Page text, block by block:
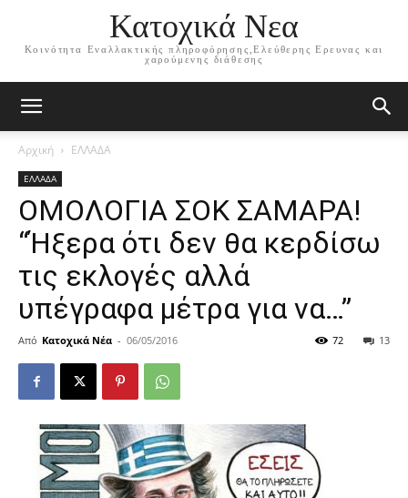
Κατοχικά Νεα
Κοινότητα Εναλλακτικής πληροφόρησης,Ελεύθερης Ερευνας και
χαρούμενης διάθεσης
Αρχική ΕΛΛΑΔΑ
ΕΛΛΑΔΑ
ΟΜΟΛΟΓΙΑ ΣΟΚ ΣΑΜΑΡΑ!
“Ήξερα ότι δεν θα κερδίσω
τις εκλογές αλλά
υπέγραφα μέτρα για να…”
Από Κατοχικά Νέα - 06/05/2016 13
72